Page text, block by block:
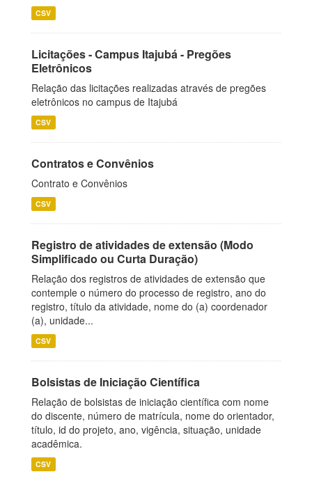
CSV
Licitações - Campus Itajubá - Pregões
Eletrônicos
Relação das licitações realizadas através de pregões
eletrônicos no campus de Itajubá
CSV
Contratos e Convênios
Contrato e Convênios
CSV
Registro de atividades de extensão (Modo
Simplificado ou Curta Duração)
Relação dos registros de atividades de extensão que
contemple o número do processo de registro, ano do
registro, título da atividade, nome do (a) coordenador
(a), unidade...
CSV
Bolsistas de Iniciação Científica
Relação de bolsistas de iniciação científica com nome
do discente, número de matrícula, nome do orientador,
título, id do projeto, ano, vigência, situação, unidade
acadêmica.
CSV